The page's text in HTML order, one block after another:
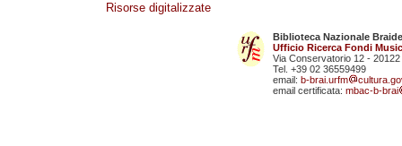
Risorse digitalizzate
Biblioteca Nazionale
Ufficio Ricerca Fondi
Via Conservatorio 12 - 20122
Tel. +39 02 36559499
email: b-brai.urfm
email certificata: mbac-b-brai